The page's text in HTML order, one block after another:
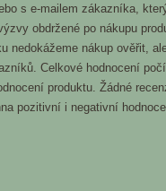
s e-mailem zákazníka,
obdržené po nákupu
nedokážeme nákup ověřit,
Celkové hodnocení
produktu. Žádné
pozitivní i negativní